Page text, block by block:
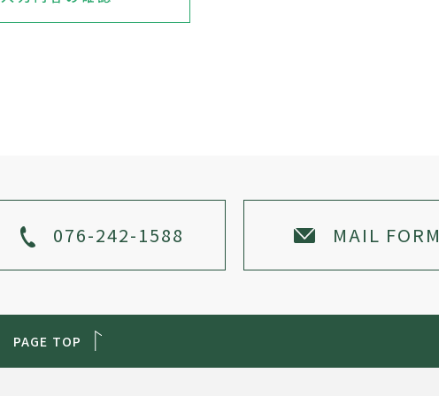
076-242-1588 MAIL FORM
PAGE TOP